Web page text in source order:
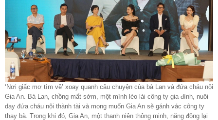
‘Nơi giấc mơ tìm về’ xoay quanh câu chuyện của bà Lan và đứa cháu nội
Gia An. Bà Lan, chồng mất sớm, một mình lèo lái công ty gia đình, nuôi
dạy đứa cháu nội thành tài và mong muốn Gia An sẽ gánh vác công ty
thay bà. Trong khi đó, Gia An, một thanh niên thông minh, năng động lại